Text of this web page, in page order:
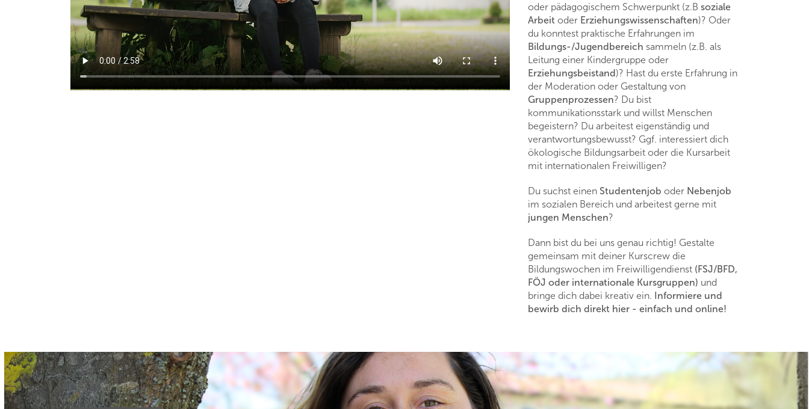
oder pädagogischem Schwerpunkt (z.B soziale
Arbeit oder Erziehungswissenschaften)? Oder
du konntest praktische Erfahrungen im
Bildungs-/Jugendbereich sammeln (z.B. als
Leitung einer Kindergruppe oder
Erziehungsbeistand)? Hast du erste Erfahrung in
der Moderation oder Gestaltung von
Gruppenprozessen? Du bist
kommunikationsstark und willst Menschen
begeistern? Du arbeitest eigenständig und
verantwortungsbewusst? Ggf. interessiert dich
ökologische Bildungsarbeit oder die Kursarbeit
mit internationalen Freiwilligen?
Du suchst einen Studentenjob oder Nebenjob
im sozialen Bereich und arbeitest gerne mit
jungen Menschen?
Dann bist du bei uns genau richtig! Gestalte
gemeinsam mit deiner Kurscrew die
Bildungswochen im Freiwilligendienst (FSJ/BFD,
FÖJ oder internationale Kursgruppen) und
bringe dich dabei kreativ ein. Informiere und
bewirb dich direkt hier - einfach und online!